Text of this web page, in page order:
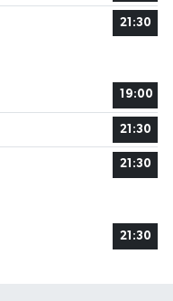
21:30
19:00
21:30
21:30
21:30